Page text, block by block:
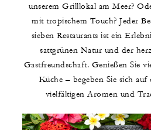
unserem Grilllokal am Meer?
mit tropischem Touch? Jeder
sieben Restaurants ist ein
sattgrünen Natur und der
Gastfreundschaft. Genießen Sie
Küche – begeben Sie sich auf
vielfältigen Aromen und